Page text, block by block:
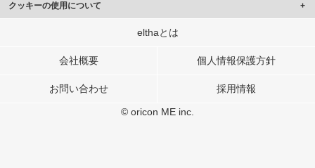
クッキーの使用について
このサイトでは Cookie を使用して、ユーザーに合わせたコンテンツや広告の
行っています。
メディアや広告配信、データ解析の各パートナーに提供しています。
elthaとは
会社概要 個人情報保護方針
お問い合わせ 採用情報
© oricon ME inc.